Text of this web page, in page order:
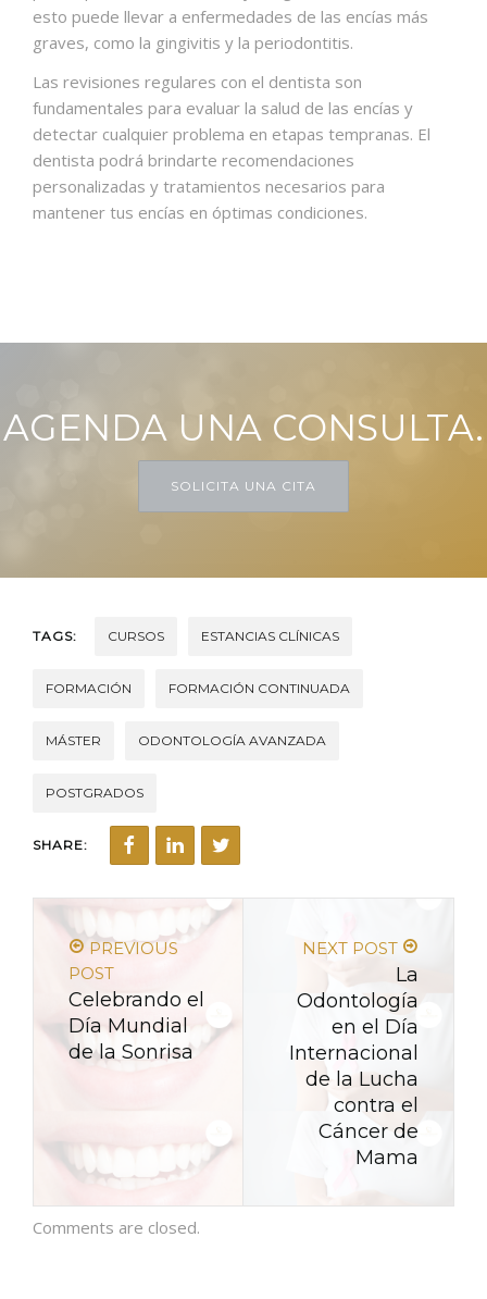
esto puede llevar a enfermedades de las encías más
graves, como la gingivitis y la periodontitis.
Las revisiones regulares con el dentista son
fundamentales para evaluar la salud de las encías y
detectar cualquier problema en etapas tempranas. El
dentista podrá brindarte recomendaciones
personalizadas y tratamientos necesarios para
mantener tus encías en óptimas condiciones.
AGENDA UNA CONSULTA.
SOLICITA UNA CITA
TAGS: CURSOS ESTANCIAS CLÍNICAS
FORMACIÓN FORMACIÓN CONTINUADA
MÁSTER ODONTOLOGÍA AVANZADA
POSTGRADOS
SHARE:
PREVIOUS
POST
Celebrando el
Día Mundial
de la Sonrisa
NEXT POST
La
Odontología
en el Día
Internacional
de la Lucha
contra el
Cáncer de
Mama
Comments are closed.